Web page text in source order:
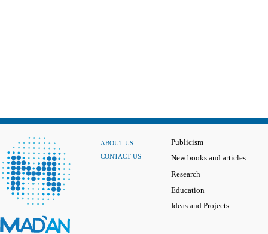
ABOUT US
CONTACT US
Publicism
New books and articles
Research
Education
Ideas and Projects